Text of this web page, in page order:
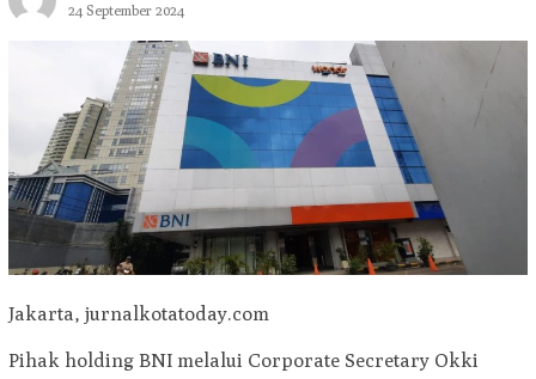
24 September 2024
Jakarta, jurnalkotatoday.com
Pihak holding BNI melalui Corporate Secretary Okki